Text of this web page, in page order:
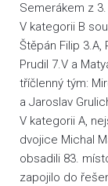
Semerákem z
V kategorii B
Štěpán Filip 3.A,
Prudil 7.V a
tříčlenný tým:
a Jaroslav
V kategorii A,
dvojice Michal
obsadili 83.
zapojilo do